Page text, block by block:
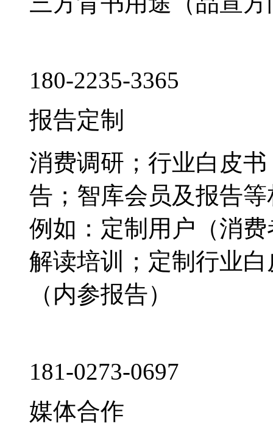
180-2235-3365
报告定制
消费调研；行业白皮
告；智库会员及报告
例如：定制用户（消
解读培训；定制行业
（内参报告）
181-0273-0697
媒体合作